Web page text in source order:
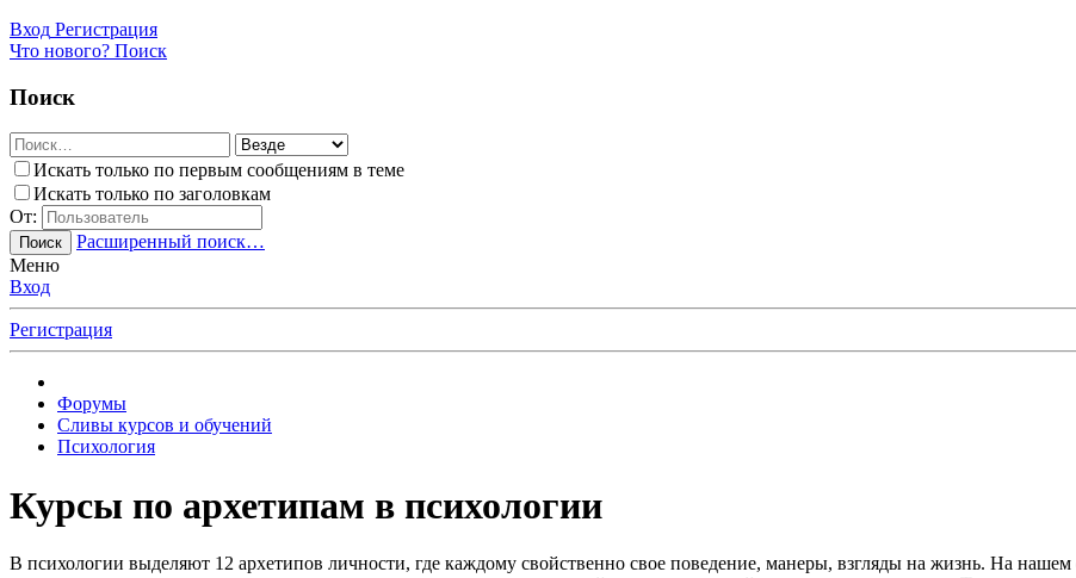
Вход Регистрация
Что нового? Поиск
Поиск
Искать только по первым сообщениям в теме
Искать только по заголовкам
От:
Поиск
Расширенный поиск…
Меню
Вход
Регистрация
Форумы
Сливы курсов и обучений
Психология
Курсы по архетипам в психологии
В психологии выделяют 12 архетипов личности, где каждому свойственно свое поведение, манеры, взгляды на жизнь. На